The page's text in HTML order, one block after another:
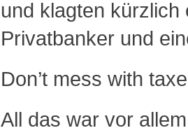
und klagten kürzlich
Privatbanker und
Don’t mess with
All das war vor